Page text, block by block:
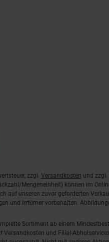
zzgl. Versandkosten und
Mengeneinheit) können im
auf unseren zuvor geforderten
und Irrtümer vorbehalten.
Sortiment ab einem
Versandkosten und Filial-